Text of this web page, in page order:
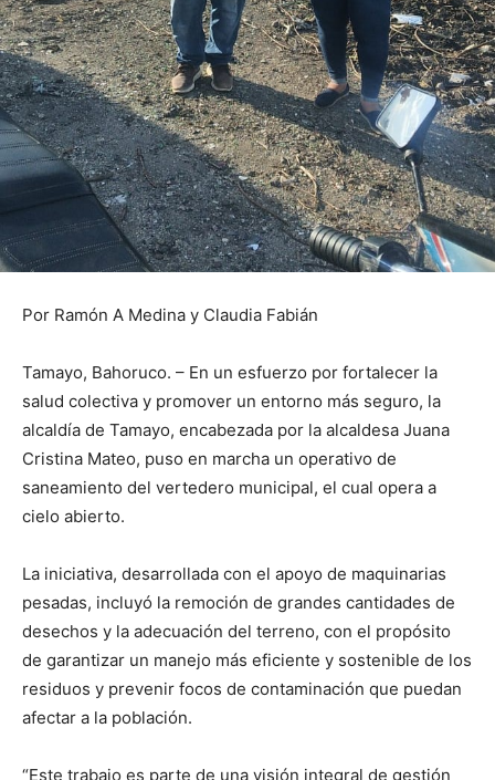
Por Ramón A Medina y Claudia Fabián
Tamayo, Bahoruco. – En un esfuerzo por fortalecer la
salud colectiva y promover un entorno más seguro, la
alcaldía de Tamayo, encabezada por la alcaldesa Juana
Cristina Mateo, puso en marcha un operativo de
saneamiento del vertedero municipal, el cual opera a
cielo abierto.
La iniciativa, desarrollada con el apoyo de maquinarias
pesadas, incluyó la remoción de grandes cantidades de
desechos y la adecuación del terreno, con el propósito
de garantizar un manejo más eficiente y sostenible de los
residuos y prevenir focos de contaminación que puedan
afectar a la población.
“Este trabajo es parte de una visión integral de gestión